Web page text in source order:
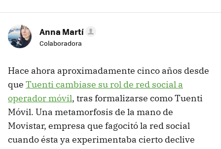
Anna Martí
Colaboradora
Hace ahora aproximadamente cinco años desde
que Tuenti cambiase su rol de red social a
operador móvil, tras formalizarse como Tuenti
Móvil. Una metamorfosis de la mano de
Movistar, empresa que fagocitó la red social
cuando ésta ya experimentaba cierto declive